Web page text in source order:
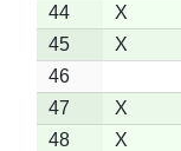
44
X
45
X
46
47
X
48
X